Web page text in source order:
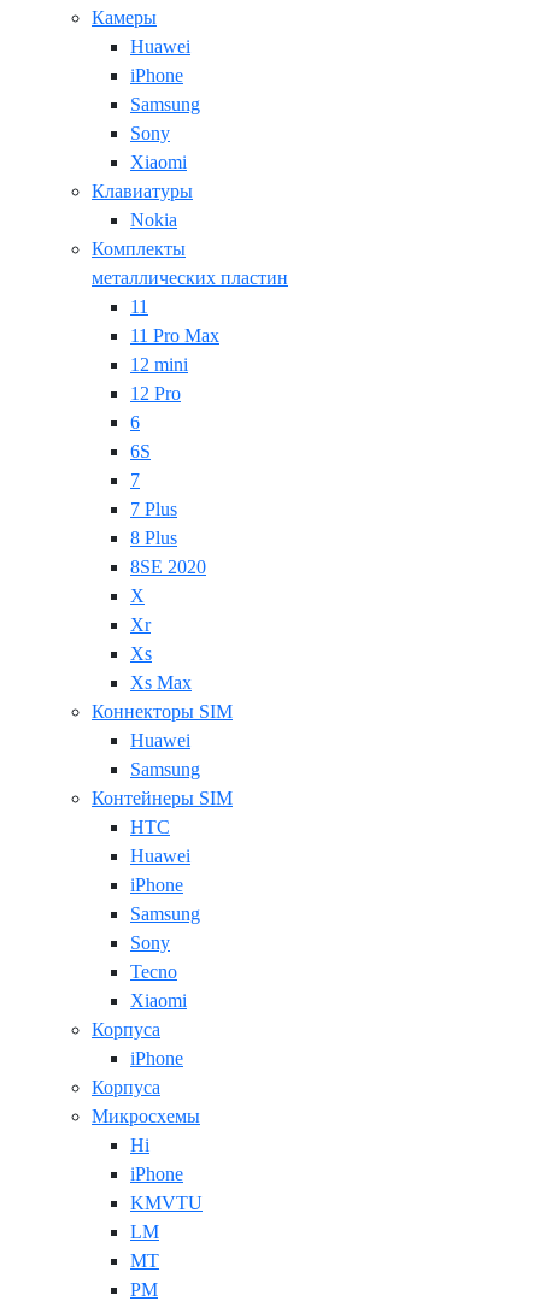
Камеры
Huawei
iPhone
Samsung
Sony
Xiaomi
Клавиатуры
Nokia
Комплекты
металлических пластин
11
11 Pro Max
12 mini
12 Pro
6
6S
7
7 Plus
8 Plus
8SE 2020
X
Xr
Xs
Xs Max
Коннекторы SIM
Huawei
Samsung
Контейнеры SIM
HTC
Huawei
iPhone
Samsung
Sony
Tecno
Xiaomi
Корпуса
iPhone
Корпуса
Микросхемы
Hi
iPhone
KMVTU
LM
MT
PM